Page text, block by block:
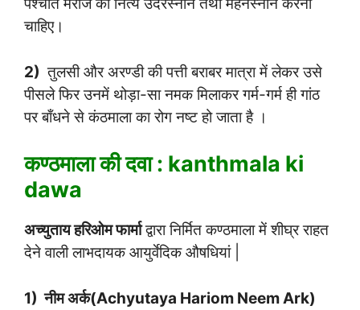
पश्चात मरीज को नित्य उदरस्नान तथा मेहनस्नान करना
चाहिए।
2) तुलसी और अरण्डी की पत्ती बराबर मात्रा में लेकर उसे
पीसले फिर उनमें थोड़ा-सा नमक मिलाकर गर्म-गर्म ही गांठ
पर बाँधने से कंठमाला का रोग नष्ट हो जाता है ।
कण्ठमाला की दवा : kanthmala ki
dawa
अच्युताय हरिओम फार्माद्वारा निर्मित कण्ठमाला में शीघ्र राहत
देने वाली लाभदायक आयुर्वेदिक औषधियां |
1) नीम अर्क(Achyutaya Hariom Neem Ark)